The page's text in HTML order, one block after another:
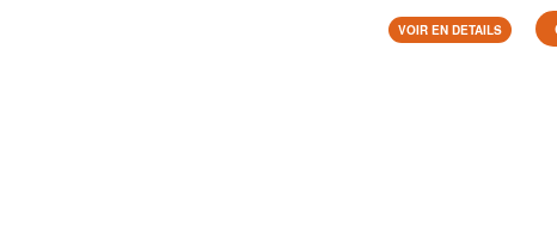
VOIR EN DETAILS